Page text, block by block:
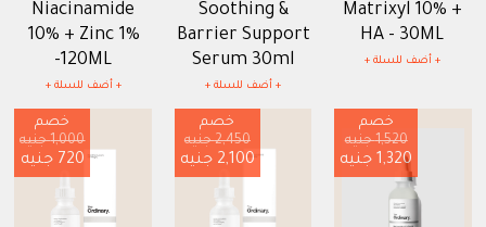
Matrixyl 10% +
HA - 30ML
+ أضف للسلة +
Soothing &
Barrier Support
Serum 30ml
+ أضف للسلة +
Niacinamide
10% + Zinc 1%
-120ML
+ أضف للسلة +
خصم
1,520 جنيه
1,320 جنيه
خصم
2,450 جنيه
2,100 جنيه
خصم
1,000 جنيه
720 جنيه